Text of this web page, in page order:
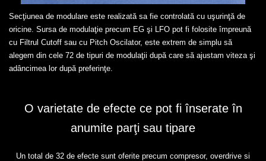
Secţiunea de modulare este realizată sa fie controlată cu uşurinţă de
oricine. Sursa de modulaţie precum EG şi LFO pot fi folosite împreună
cu Filtrul Cutoff sau cu Pitch Oscilator, este extrem de simplu să
alegem din cele 72 de tipuri de modulaţii după care să ajustam viteza şi
adâncimea lor după preferinţe.
O varietate de efecte ce pot fi înserate în
anumite parţi sau tipare
Un total de 32 de efecte sunt oferite precum compresor, overdrive si